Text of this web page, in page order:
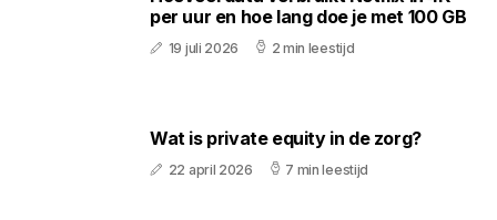
per uur en hoe lang doe je met 100 GB
19 juli 2026 2 min leestijd
Wat is private equity in de zorg?
22 april 2026 7 min leestijd